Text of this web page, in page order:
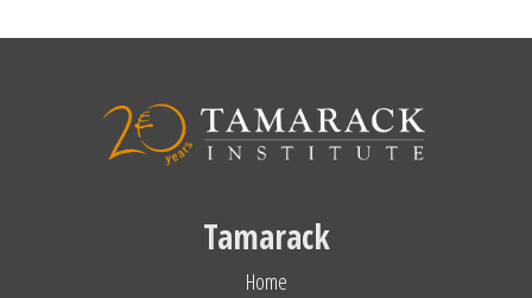
Tamarack
Home